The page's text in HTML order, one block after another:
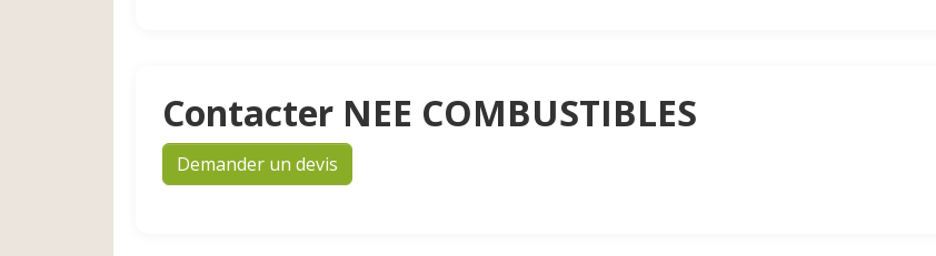
Contacter NEE COMBUSTIBLES
Demander un devis